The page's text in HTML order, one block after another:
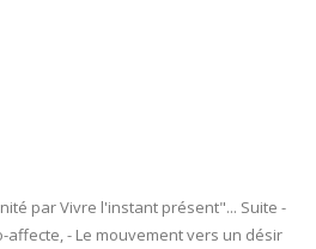
par Vivre l'instant présent"... Suite -
affecte, - Le mouvement vers un désir